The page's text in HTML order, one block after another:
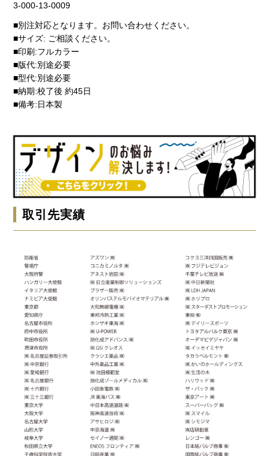
3-000-13-0009
■別注対応となります。お問い合わせください。
■サイズ: ご相談ください。
■印刷:フルカラー
■版代:別途必要
■型代:別途必要
■納期:校了後 約45日
■備考:日本製
取引先実績